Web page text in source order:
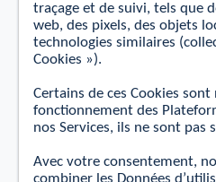
traçage et de suivi, tels que
web, des pixels, des objets
technologies similaires
Cookies »).
Certains de ces Cookies sont
fonctionnement des
nos Services, ils ne sont pas
Avec votre consentement,